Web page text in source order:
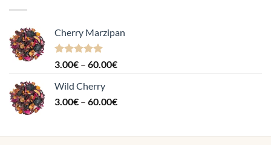
Cherry Marzipan
Hinnanguga
3.00€ – 60.00€Hinnavahemik:
60.00€
Wild Cherry
3.00€ – 60.00€Hinnavahemik:
60.00€